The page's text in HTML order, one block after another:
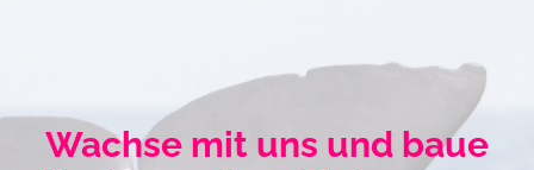
Wachse mit uns und baue